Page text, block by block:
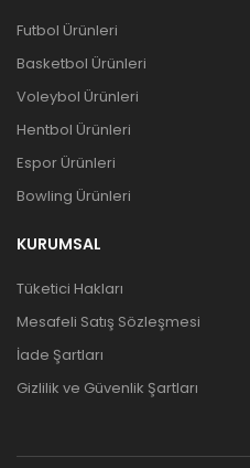
Futbol Ürünleri
Basketbol Ürünleri
Voleybol Ürünleri
Hentbol Ürünleri
Espor Ürünleri
Bowling Ürünleri
KURUMSAL
Tüketici Hakları
Mesafeli Satış Sözleşmesi
İade Şartları
Gizlilik ve Güvenlik Şartları